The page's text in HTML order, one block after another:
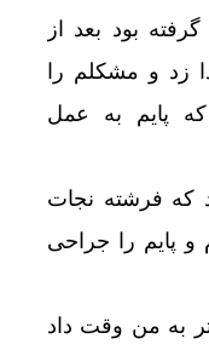
بود بعد از
زد و مشکلم را
پایم به عمل
که فرشته نجات
پایم را جراحی
به من وقت داد